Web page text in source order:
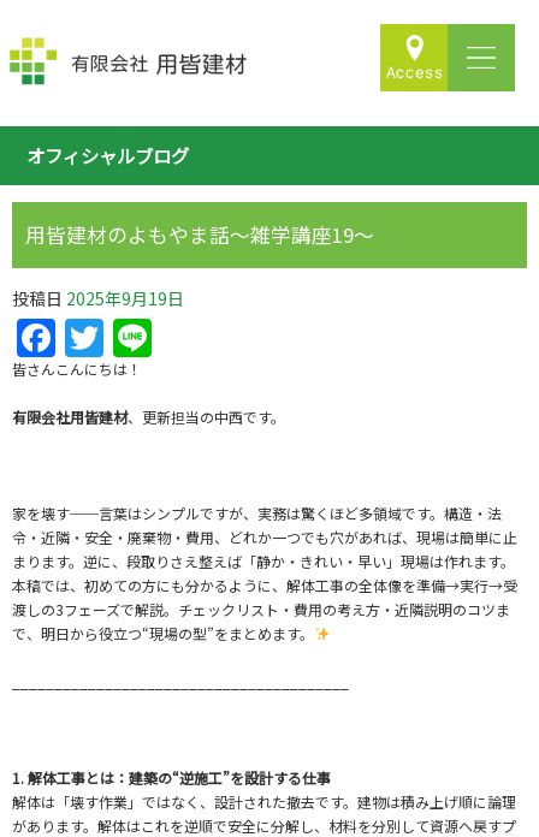
オフィシャルブログ
用皆建材のよもやま話～雑学講座19～
投稿日 2025年9月19日
Facebook
Twitter
皆さんこんにちは！
有限会社用皆建材、更新担当の中西です。
家を壊す──言葉はシンプルですが、実務は驚くほど多領域です。構造・法
令・近隣・安全・廃棄物・費用、どれか一つでも穴があれば、現場は簡単に止
まります。逆に、段取りさえ整えば「静か・きれい・早い」現場は作れます。
本稿では、初めての方にも分かるように、解体工事の全体像を準備→実行→受
渡しの3フェーズで解説。チェックリスト・費用の考え方・近隣説明のコツま
で、明日から役立つ“現場の型”をまとめます。
1. 解体工事とは：建築の“逆施工”を設計する仕事
解体は「壊す作業」ではなく、設計された撤去です。建物は積み上げ順に論理
があります。解体はこれを逆順で安全に分解し、材料を分別して資源へ戻すプ